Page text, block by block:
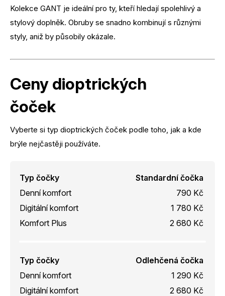
Kolekce GANT je ideální pro ty, kteří hledají spolehlivý a
stylový doplněk. Obruby se snadno kombinují s různými
styly, aniž by působily okázale.
Ceny dioptrických
čoček
Vyberte si typ dioptrických čoček podle toho, jak a kde
brýle nejčastěji používáte.
Typ čočky
Standardní čočka
Denní komfort
790 Kč
Digitální komfort
1 780 Kč
Komfort Plus
2 680 Kč
Typ čočky
Odlehčená čočka
Denní komfort
1 290 Kč
Digitální komfort
2 680 Kč